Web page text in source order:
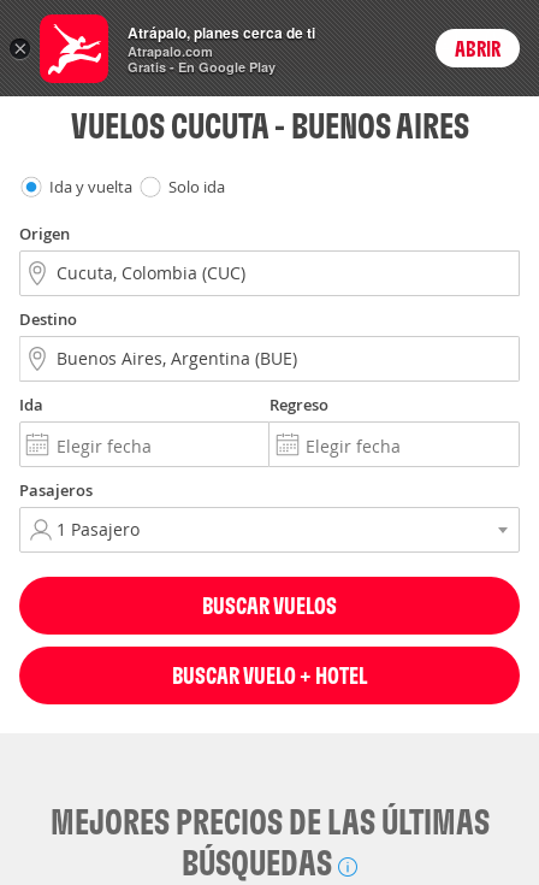
Vuelos Login
VUELOS CUCUTA - BUENOS AIRES
Ida y vuelta Solo ida
Origen
Destino
Ida Regreso
Pasajeros
BUSCAR VUELOS
BUSCAR VUELO + HOTEL
MEJORES PRECIOS DE LAS ÚLTIMAS
BÚSQUEDAS
×
Atrápalo, planes cerca de ti
Atrapalo.com
Gratis - En Google Play
ABRIR